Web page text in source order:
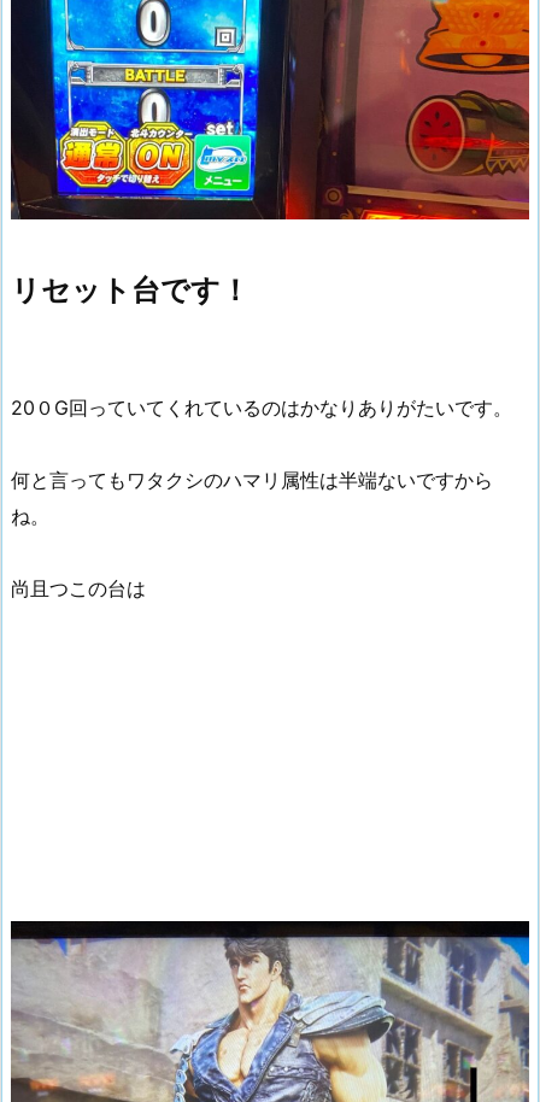
リセット台です！
20０G回っていてくれているのはかなりありがたいです。
何と言ってもワタクシのハマリ属性は半端ないですから
ね。
尚且つこの台は